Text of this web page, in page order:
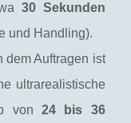
30 Sekunden
und Handling).
dem Auftragen ist
ultrarealistische
von 24 bis 36